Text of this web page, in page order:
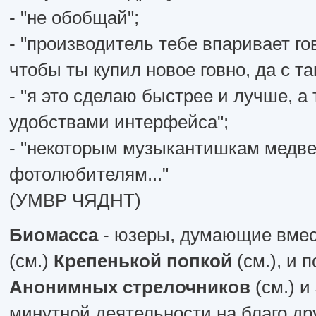
- "не обобщай";
- "производитель тебе впаривает
чтобы ты купил новое говно, да с
- "я это сделаю быстрее и лучше,
удобствами интерфейса";
- "некоторым музыкантишкам
фотолюбителям..."
(УМВР ЧЯДНТ)
Биомасса- юзеры, думающие
(см.) Крепенькой попкой (см.), и
Анонимных стрелочников (см.) и